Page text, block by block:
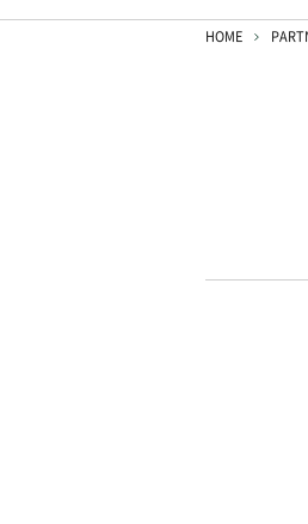
HOME